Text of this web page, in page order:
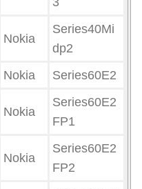
Nokia
Series40Mi
dp2
Nokia
Series60E2
Nokia
Series60E2
FP1
Nokia
Series60E2
FP2